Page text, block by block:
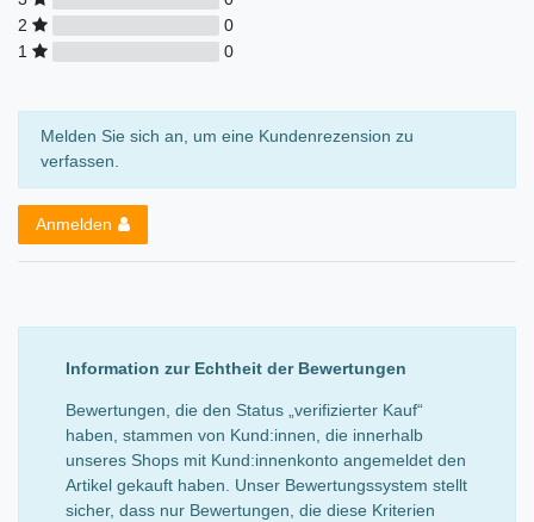
2
0
1
0
Melden Sie sich an, um eine Kundenrezension zu
verfassen.
Anmelden
Information zur Echtheit der Bewertungen
Bewertungen, die den Status „verifizierter Kauf“
haben, stammen von Kund:innen, die innerhalb
unseres Shops mit Kund:innenkonto angemeldet den
Artikel gekauft haben. Unser Bewertungssystem stellt
sicher, dass nur Bewertungen, die diese Kriterien